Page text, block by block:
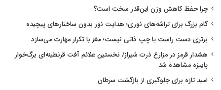
چرا حفظ کاهش وزن این‌قدر سخت است؟
گام بزرگ برای تراشه‌های نوری؛ هدایت نور بدون ساختارهای پیچیده
برتری دست راست یا چپ ذاتی نیست؛ مغز با تکرار مهارت می‌سازد
هشدار قرمز در مزارع ذرت شیراز/ نخستین علائم آفت قرنطینه‌ای برگ‌خوار
پاییزه مشاهده شد
امید تازه برای جلوگیری از بازگشت سرطان